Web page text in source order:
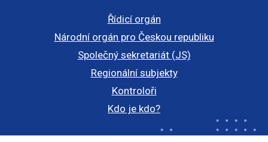
Řídicí orgán
Národní orgán pro Českou republiku
Společný sekretariát (JS)
Regionální subjekty
Kontroloři
Kdo je kdo?